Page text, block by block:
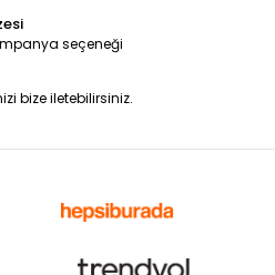
seçeneği
bize iletebilirsiniz.